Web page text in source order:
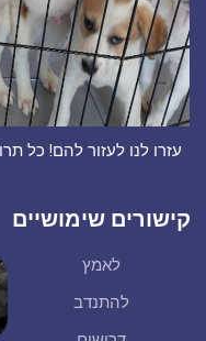
עזרו לנו לעזור להם! כל
קישורים שימושיים
לאמץ
להתנדב